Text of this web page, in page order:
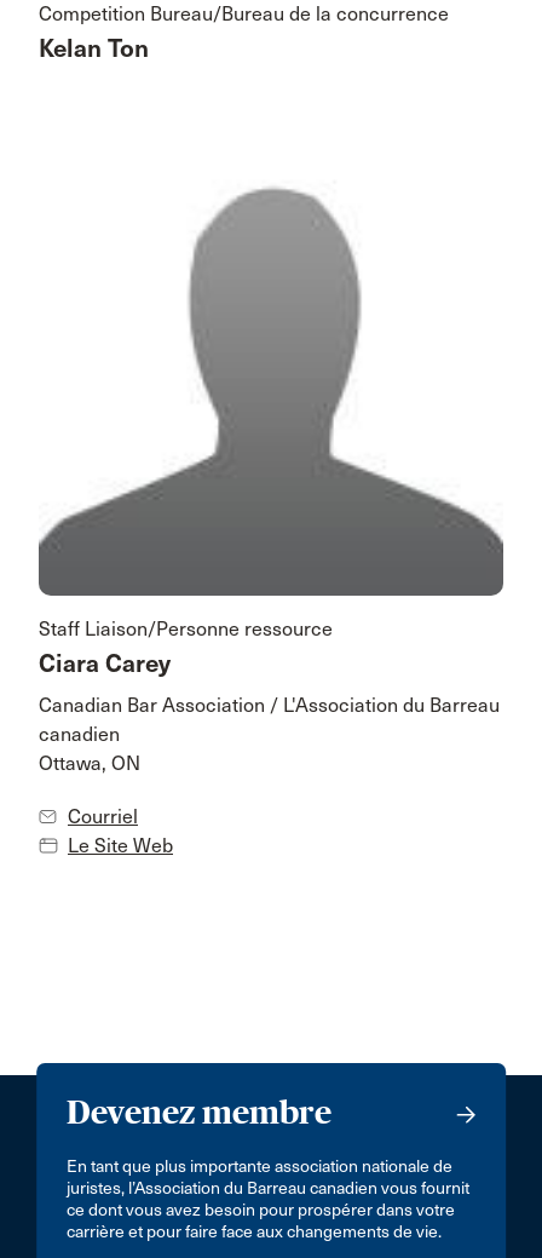
Competition Bureau/Bureau de la concurrence
Kelan Ton
Staff Liaison/Personne ressource
Ciara Carey
Canadian Bar Association / L'Association du Barreau
canadien
Ottawa, ON
Courriel
Le Site Web
Devenez membre
En tant que plus importante association nationale de
juristes, l’Association du Barreau canadien vous fournit
ce dont vous avez besoin pour prospérer dans votre
carrière et pour faire face aux changements de vie.